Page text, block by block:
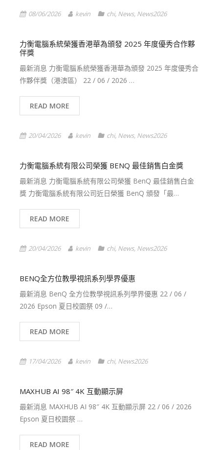
08/06/2026 kevin chi, News, News2026
力衡電腦系統榮獲香港華為頒發 2025 年度優秀合作夥
伴獎
最新消息 力衡電腦系統榮獲香港華為頒發 2025 年度優秀合
作夥伴獎（港澳區） 22 / 06 / 2026 …
READ MORE
20/04/2026 kevin chi, News, News2026
力衡電腦系統有限公司榮獲 BENQ 最佳銷售白金獎
最新消息 力衡電腦系統有限公司榮獲 BenQ 最佳銷售白金
獎 力衡電腦系統有限公司近日榮獲 BenQ 頒發「最…
READ MORE
20/04/2026 kevin chi, News, News2026
BENQ全方位教學視訊系列學界優惠
最新消息 BenQ 全方位教學視訊系列學界優惠 22 / 06 /
2026 Epson 夏日校園祭 09 /…
READ MORE
17/04/2026 kevin chi, News2026
MAXHUB AI 98″ 4K 互動顯示屏
最新消息 MAXHUB AI 98″ 4K 互動顯示屏 22 / 06 / 2026
Epson 夏日校園祭 …
READ MORE